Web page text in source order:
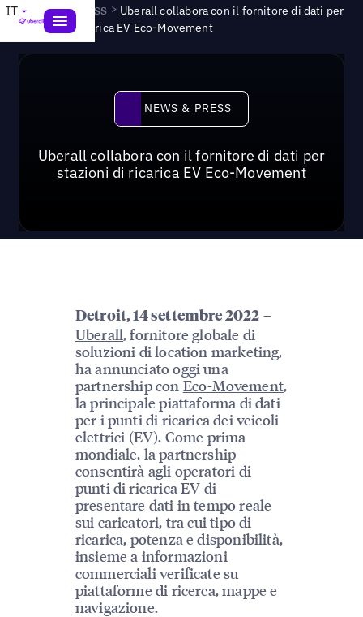
IT News & Press > Uberall collabora con il fornitore di dati per
stazioni di ricarica EV Eco-Movement
News & Press
NEWS & PRESS
Uberall collabora con il fornitore di dati per
stazioni di ricarica EV Eco-Movement
Detroit, 14 settembre 2022 –
Uberall, fornitore globale di
soluzioni di location marketing,
ha annunciato oggi una
partnership con Eco-Movement,
la principale piattaforma di dati
per i punti di ricarica dei veicoli
elettrici (EV). Come prima
mondiale, la partnership
consentirà agli operatori di
punti di ricarica EV di
presentare dati in tempo reale
sui caricatori, tra cui tipo di
ricarica, potenza e disponibilità,
insieme a informazioni
commerciali verificate su
piattaforme di ricerca, mappe e
navigazione.